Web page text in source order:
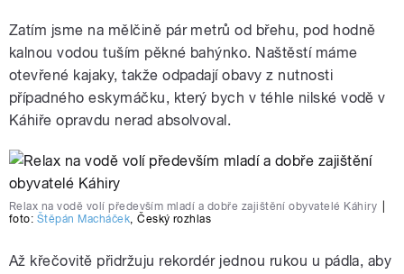
Zatím jsme na mělčině pár metrů od břehu, pod hodně
kalnou vodou tuším pěkné bahýnko. Naštěstí máme
otevřené kajaky, takže odpadají obavy z nutnosti
případného eskymáčku, který bych v téhle nilské vodě v
Káhiře opravdu nerad absolvoval.
Relax na vodě volí především mladí a dobře zajištění obyvatelé Káhiry
foto: Štěpán Macháček,Český rozhlas
Až křečovitě přidržuju rekordér jednou rukou u pádla, aby